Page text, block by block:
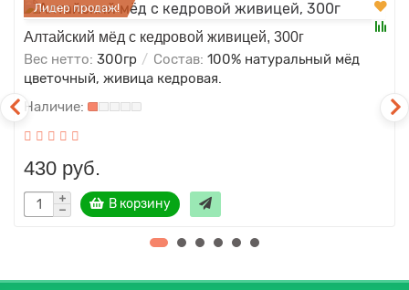
Лидер продаж!
Алтайский мёд с кедровой живицей, 300г
Вес нетто: 300гр Состав: 100% натуральный мёд
цветочный, живица кедровая.
430 руб.
В корзину